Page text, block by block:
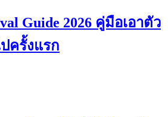
Guide 2026 คู่มือเอาตัว
ครั้งแรก